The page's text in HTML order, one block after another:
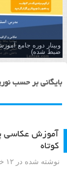
وبینار دوره جامع
ضبط شده)
بایگانی بر حسب
آموزش عکاسی
کوتاه
نوشته شده در ۱۲ خرداد ۱۳۹۸